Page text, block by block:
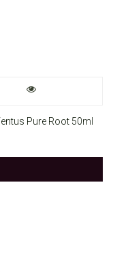
Pure Root 50ml